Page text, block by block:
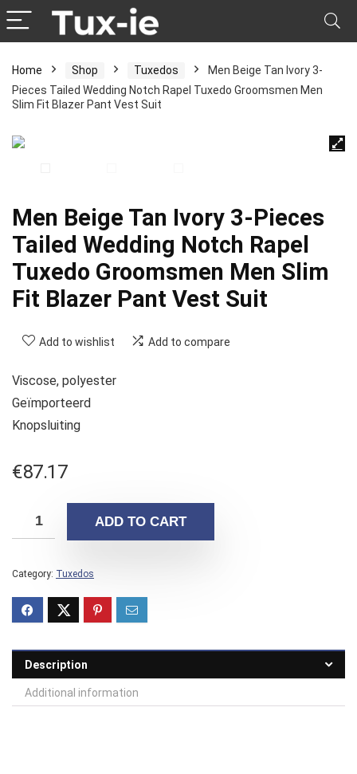
Home Shop Tuxedos
Men Beige Tan Ivory 3-
Pieces Tailed Wedding Notch Rapel Tuxedo Groomsmen Men
Slim Fit Blazer Pant Vest Suit
Men Beige Tan Ivory 3-Pieces
Tailed Wedding Notch Rapel
Tuxedo Groomsmen Men Slim
Fit Blazer Pant Vest Suit
Add to wishlist Add to compare
Viscose, polyester
Geïmporteerd
Knopsluiting
€87.17
ADD TO CART
Category: Tuxedos
Description
Additional information